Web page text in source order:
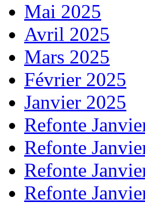
Mai 2025
Avril 2025
Mars 2025
Février 2025
Janvier 2025
Refonte
Refonte
Refonte
Refonte